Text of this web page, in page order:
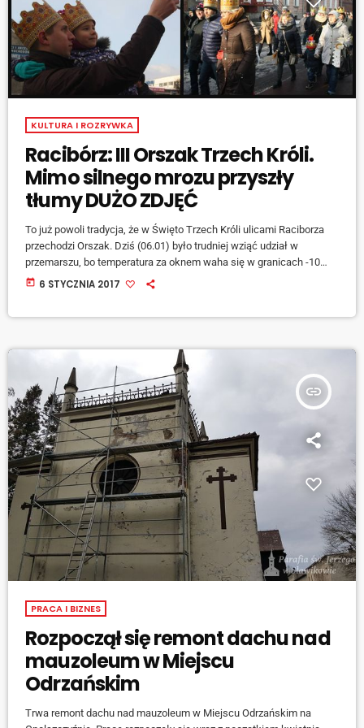
KULTURA I ROZRYWKA
Racibórz: III Orszak Trzech Króli.
Mimo silnego mrozu przyszły
tłumy DUŻO ZDJĘĆ
To już powoli tradycja, że w Święto Trzech Króli ulicami Raciborza
przechodzi Orszak. Dziś (06.01) było trudniej wziąć udział w
przemarszu, bo temperatura za oknem waha się w granicach -10
stopni Celsjusza. Na parkingu przy tzw. nerce pojawiło się jednak
today 6 STYCZNIA 2017
insert_link
PRACA I BIZNES
Rozpoczął się remont dachu nad
mauzoleum w Miejscu
Odrzańskim
Trwa remont dachu nad mauzoleum w Miejscu Odrzańskim na